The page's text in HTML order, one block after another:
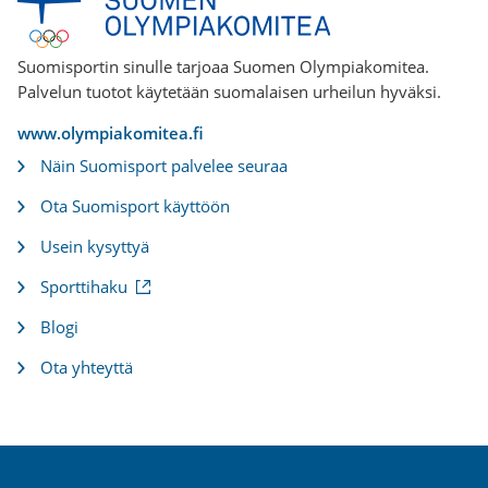
Suomisportin sinulle tarjoaa Suomen Olympiakomitea.
Palvelun tuotot käytetään suomalaisen urheilun hyväksi.
www.olympiakomitea.fi
Näin Suomisport palvelee seuraa
Ota Suomisport käyttöön
Usein kysyttyä
Sporttihaku(
o
i
Blogi
Ota yhteyttä